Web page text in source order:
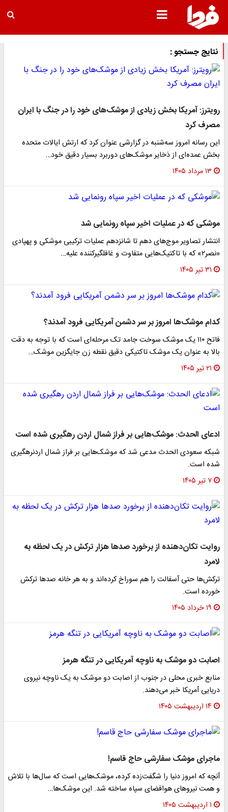
نتایج جستجو :
رویترز: آمریکا بخش زیادی از موشک‌های خود را در جنگ با ایران
مصرف کرد
این رسانه امروز سه‌شنبه در گزارشی عنوان کرد که ارتش ایالات متحده
بخش عمده‌ای از ذخایر موشک‌های دوربرد بسیار دقیق خود…
۱۳ مرداد ۱۴۰۵
موشکی که در عملیات اخیر سپاه رونمایی شد
انتشار تصاویر موج‌های دهم تا شانزدهم عملیات ترکیبی موشکی و پهپادی
«نصر۲» که با تاکتیک‌هایی متفاوت و غافلگیرکننده علیه…
۳۱ تیر ۱۴۰۵
کدام موشک‌ها امروز بر سر دشمن آمریکایی فرود آمدند؟
فاتح ۱۱۰ یک موشک سوخت جامد تک مرحله‌ای است که با توجه به دقت
بالا به عنوان یک موشک تاکتیکی دقیق نقطه زن جایگزین موشک…
۲۱ تیر ۱۴۰۵
ادعای الحدث: موشک‌هایی بر فراز شمال اردن رهگیری شده است
شبکه سعودی الحدث مدعی شد که موشک‌هایی بر فراز شمال اردنرهگیری
شده است.
۷ تیر ۱۴۰۵
روایت تکان‌دهنده از برخورد صدها هزار ترکش در یک لحظه به
لامرد
ترکش‌ها حتی آسفالت را هم سوراخ کرده‌اند و به هر خانه صدها ترکش
خورده است.
۱۹ خرداد ۱۴۰۵
اصابت دو موشک به ناوچه آمریکایی در تنگه هرمز
منابع خبری محلی در جنوب از اصابت دو موشک به یک ناوچه نیروی
دریایی آمریکا خبر می‌دهند.
۱۴ اردیبهشت ۱۴۰۵
ماجرای موشک سفارشی حاج قاسم!
آنچه که امروز دنیا را شگفت‌زده کرده، موشک‌هایی است که سال‌ها با تلاش
و همت نیروهای هوافضای سپاه ساخته شد. این موشک‌ها…
۱ اردیبهشت ۱۴۰۵